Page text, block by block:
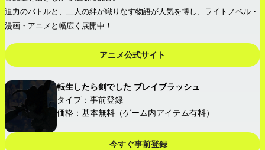
迫力のバトルと、二人の絆が織りなす物語が人気を博し、ライトノベル・
漫画・アニメと幅広く展開中！
アニメ公式サイト
転生したら剣でした ブレイブラッシュ
タイプ：事前登録
価格：基本無料（ゲーム内アイテム有料）
今すぐ事前登録